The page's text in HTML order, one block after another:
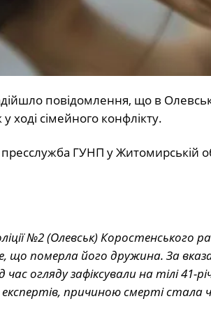
повідомлення, що в
ході сімейного конфлікту.
пресслужба ГУНП у Житомирській
№2 (Олевськ) Коростенського
померла його дружина. За
огляду зафіксували на тілі 41-
причиною смерті стала